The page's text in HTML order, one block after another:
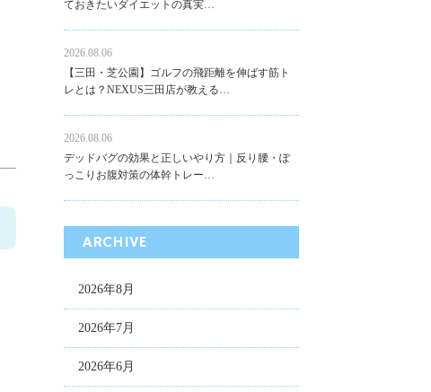
ておきたいダイエットの真実…
2026.08.06
【三田・芝公園】ゴルフの飛距離を伸ばす筋ト
レとは？NEXUS三田店が教える…
2026.08.06
デッドバグの効果と正しいやり方｜反り腰・ぽ
っこりお腹対策の体幹トレー…
ARCHIVE
2026年8月
2026年7月
2026年6月